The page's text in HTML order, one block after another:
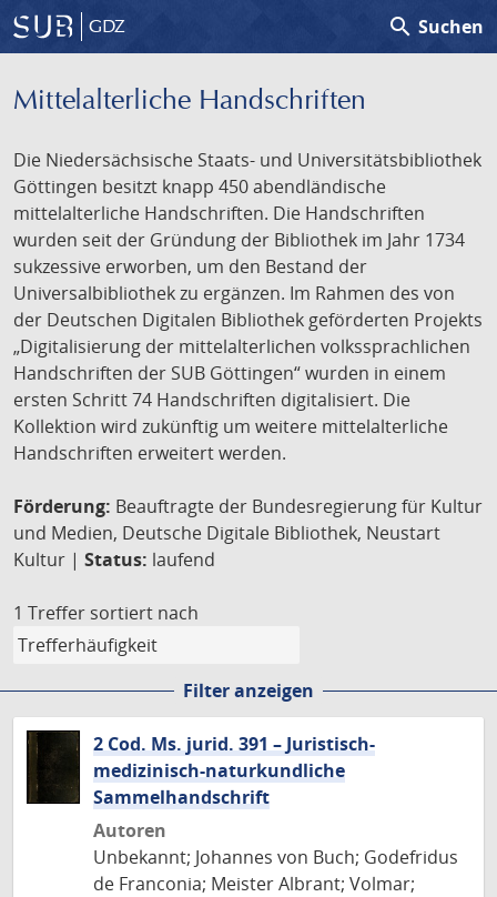
GDZ search Suchen
Mittelalterliche Handschriften
Die Niedersächsische Staats- und Universitätsbibliothek
Göttingen besitzt knapp 450 abendländische
mittelalterliche Handschriften. Die Handschriften
wurden seit der Gründung der Bibliothek im Jahr 1734
sukzessive erworben, um den Bestand der
Universalbibliothek zu ergänzen. Im Rahmen des von
der Deutschen Digitalen Bibliothek geförderten Projekts
„Digitalisierung der mittelalterlichen volkssprachlichen
Handschriften der SUB Göttingen“ wurden in einem
ersten Schritt 74 Handschriften digitalisiert. Die
Kollektion wird zukünftig um weitere mittelalterliche
Handschriften erweitert werden.
Förderung: Beauftragte der Bundesregierung für Kultur
und Medien, Deutsche Digitale Bibliothek, Neustart
Kultur | Status: laufend
1 Treffer sortiert nach
Filter anzeigen
2 Cod. Ms. jurid. 391 – Juristisch-
medizinisch-naturkundliche
Sammelhandschrift
Autoren
Unbekannt; Johannes von Buch; Godefridus
de Franconia; Meister Albrant; Volmar;